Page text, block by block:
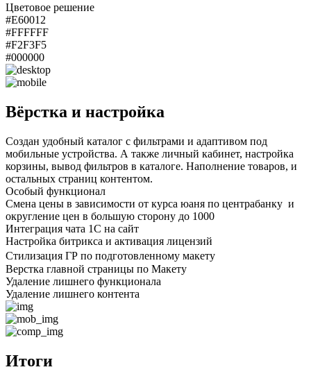
Цветовое решение
#E60012
#FFFFFF
#F2F3F5
#000000
Вёрстка и настройка
Создан удобный каталог с фильтрами и адаптивом под
мобильные устройства. А также личный кабинет, настройка
корзины, вывод фильтров в каталоге. Наполнение товаров, и
остальных страниц контентом.
Особый функционал
Смена цены в зависимости от курса юаня по центрабанку и
округление цен в большую сторону до 1000
Интеграция чата 1С на сайт
Настройка битрикса и активация лицензий
Стилизация ГР по подготовленному макету
Верстка главной страницы по Макету
Удаление лишнего функционала
Удаление лишнего контента
Итоги